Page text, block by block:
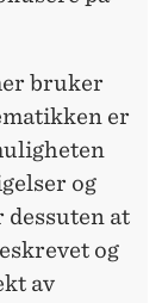
bruker
er
og
at
og
av